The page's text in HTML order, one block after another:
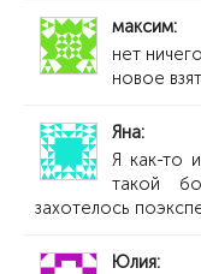
максим
нет
новое
Яна
Я как-то
такой
захотелось
Юлия